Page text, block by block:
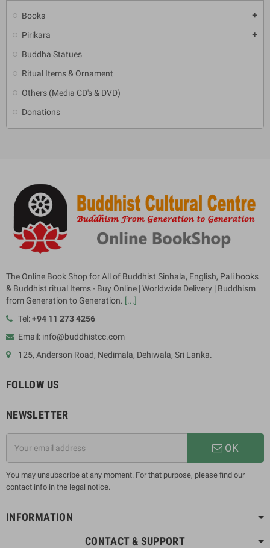
Books add
Pirikara add
Buddha Statues
Ritual Items & Ornament
Others (Media CD's & DVD)
Donations
The Online Book Shop for All of Buddhist Sinhala, English, Pali books
& Buddhist ritual Items - Buy Online | Worldwide Delivery | Buddhism
from Generation to Generation. [...]
Tel:+94 11 273 4256
Email: info@buddhistcc.com
125, Anderson Road, Nedimala, Dehiwala, Sri Lanka.
FOLLOW US
NEWSLETTER
OK
You may unsubscribe at any moment. For that purpose, please find our
contact info in the legal notice.
INFORMATION
CONTACT & SUPPORT